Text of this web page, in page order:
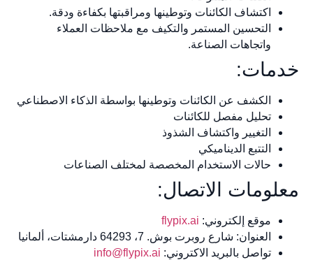
اكتشاف الكائنات وتوطينها ومراقبتها بكفاءة ودقة.
التحسين المستمر والتكيف مع ملاحظات العملاء
واتجاهات الصناعة.
خدمات:
الكشف عن الكائنات وتوطينها بواسطة الذكاء الاصطناعي
تحليل مفصل للكائنات
التغيير واكتشاف الشذوذ
التتبع الديناميكي
حالات الاستخدام المخصصة لمختلف الصناعات
معلومات الاتصال:
موقع إلكتروني: flypix.ai
العنوان: شارع روبرت بوش. 7، 64293 دارمشتات، ألمانيا
تواصل بالبريد الاكتروني: info@flypix.ai